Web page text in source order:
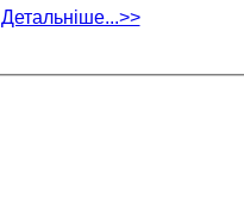
Детальніше...>>